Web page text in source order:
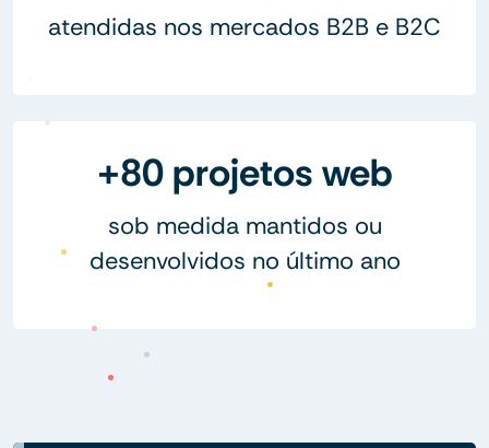
atendidas nos mercados B2B e B2C
+80 projetos web
sob medida mantidos ou
desenvolvidos no último ano